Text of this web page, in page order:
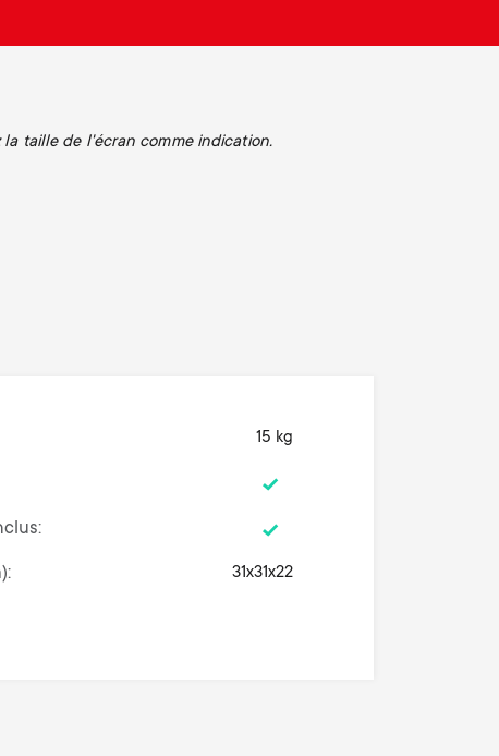
taille de l'écran comme indication.
15 kg
31x31x22